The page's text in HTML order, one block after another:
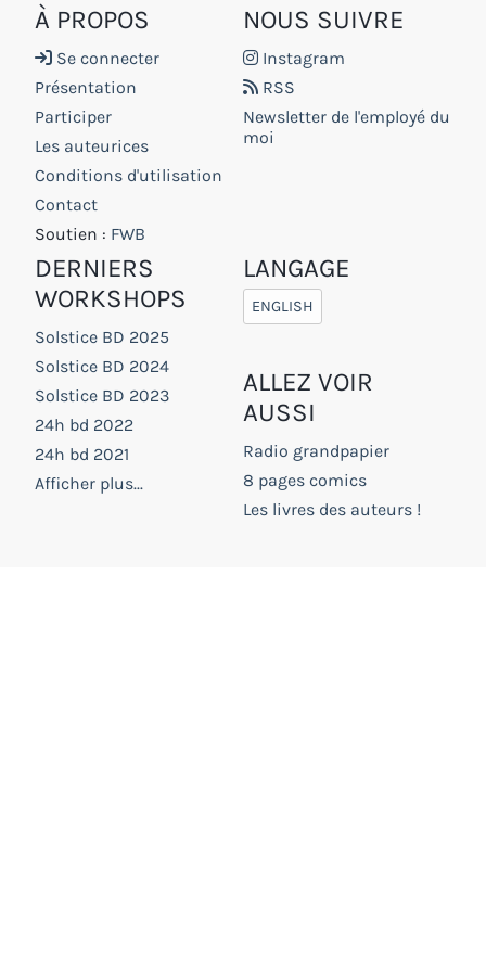
À PROPOS
Se connecter
Présentation
Participer
Les auteurices
Conditions d'utilisation
Contact
Soutien : FWB
NOUS SUIVRE
Instagram
RSS
Newsletter de l'employé du
moi
DERNIERS
WORKSHOPS
Solstice BD 2025
Solstice BD 2024
Solstice BD 2023
24h bd 2022
24h bd 2021
Afficher plus...
LANGAGE
ENGLISH
ALLEZ VOIR
AUSSI
Radio grandpapier
8 pages comics
Les livres des auteurs !